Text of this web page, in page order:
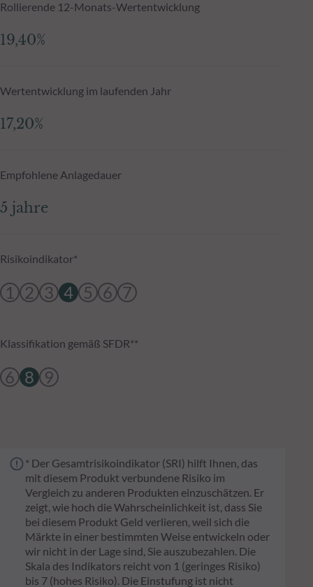
Rollierende 12-Monats-Wertentwicklung
19,40%
Wertentwicklung im laufenden Jahr
17,20%
Empfohlene Anlagedauer
5 jahre
Risikoindikator*
1 2 3 4 5 6 7
Klassifikation gemäß SFDR**
6 8 9
* Der Gesamtrisikoindikator (SRI) hilft Ihnen, das
mit diesem Produkt verbundene Risiko im
Vergleich zu anderen Produkten einzuschätzen. Er
zeigt, wie hoch die Wahrscheinlichkeit ist, dass Sie
bei diesem Produkt Geld verlieren, weil sich die
Märkte in einer bestimmten Weise entwickeln oder
wir nicht in der Lage sind, Sie auszubezahlen. Die
Skala des Indikators reicht von 1 (geringes Risiko)
bis 7 (hohes Risiko). Die Einstufung ist nicht